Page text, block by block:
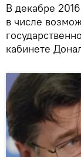
В декабре
в числе
кабинете